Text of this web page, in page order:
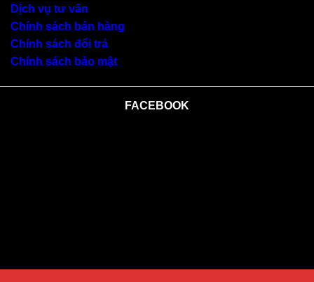
Dịch vụ tư vấn
Chính sách bán hàng
Chính sách đổi trả
Chính sách bảo mật
FACEBOOK